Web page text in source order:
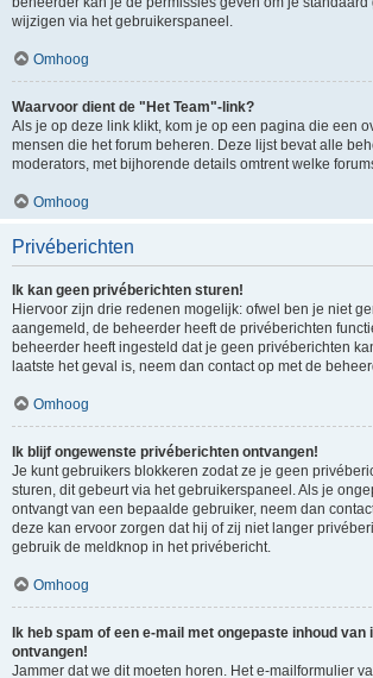
wijzigen via het gebruikerspaneel.
Omhoog
Waarvoor dient de "Het Team"-link?
Als je op deze link klikt, kom je op een pagina die een
mensen die het forum beheren. Deze lijst bevat alle
moderators, met bijhorende details omtrent welke
Omhoog
Privéberichten
Ik kan geen privéberichten sturen!
Hiervoor zijn drie redenen mogelijk: ofwel ben je niet
aangemeld, de beheerder heeft de privéberichten
beheerder heeft ingesteld dat je geen privéberichten
laatste het geval is, neem dan contact op met de
Omhoog
Ik blijf ongewenste privéberichten ontvangen!
Je kunt gebruikers blokkeren zodat ze je geen
sturen, dit gebeurt via het gebruikerspaneel. Als je
ontvangt van een bepaalde gebruiker, neem dan
deze kan ervoor zorgen dat hij of zij niet langer
gebruik de meldknop in het privébericht.
Omhoog
Ik heb spam of een e-mail met ongepaste inhoud van
ontvangen!
Jammer dat we dit moeten horen. Het e-mailformulier